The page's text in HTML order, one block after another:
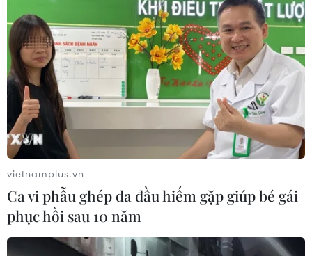
Toà án nhân dân thành phố Hà Nội đã mở phiên
tòa xét xử sơ thẩm 12 bị cáo trong vụ án 2 cựu cán
bộ công an dùng xe ôtô công vụ để chở ma túy.
vietnamplus.vn
Ca vi phẫu ghép da đầu hiếm gặp giúp bé gái
phục hồi sau 10 năm